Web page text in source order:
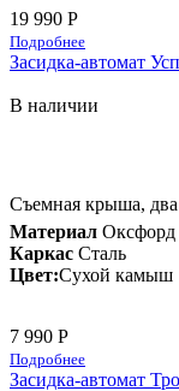
19 990 Р
Подробнее
Засидка-автомат
В наличии
Съемная крыша, два
Материал Оксфорд
Каркас Сталь
Цвет:Сухой камыш
7 990 Р
Подробнее
Засидка-автомат